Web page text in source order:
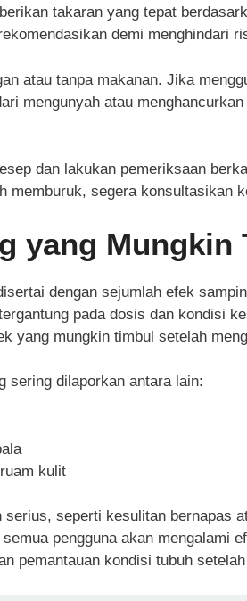
takaran yang tepat
demi menghindari
atau tanpa makanan. Jika
mengunyah atau
dan lakukan pemeriksaan
memburuk, segera konsultasikan
yang Mungkin
dengan sejumlah efek
pada dosis dan kondisi
yang mungkin timbul setelah
sering dilaporkan antara lain:
kulit
seperti kesulitan bernapas
pengguna akan mengalami
pemantauan kondisi tubuh